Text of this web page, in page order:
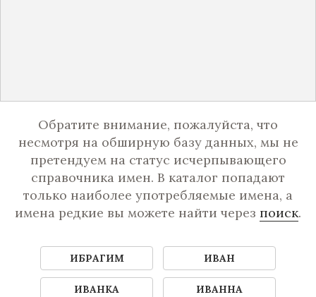
Обратите внимание, пожалуйста, что
несмотря на обширную базу данных, мы не
претендуем на статус исчерпывающего
справочника имен. В каталог попадают
только наиболее употребляемые имена, а
имена редкие вы можете найти через поиск.
ИБРАГИМ ИВАН
ИВАНКА ИВАННА